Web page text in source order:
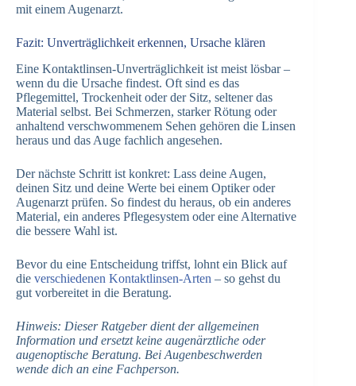
mit einem Augenarzt.
Fazit: Unverträglichkeit erkennen, Ursache klären
Eine Kontaktlinsen-Unverträglichkeit ist meist lösbar –
wenn du die Ursache findest. Oft sind es das
Pflegemittel, Trockenheit oder der Sitz, seltener das
Material selbst. Bei Schmerzen, starker Rötung oder
anhaltend verschwommenem Sehen gehören die Linsen
heraus und das Auge fachlich angesehen.
Der nächste Schritt ist konkret: Lass deine Augen,
deinen Sitz und deine Werte bei einem Optiker oder
Augenarzt prüfen. So findest du heraus, ob ein anderes
Material, ein anderes Pflegesystem oder eine Alternative
die bessere Wahl ist.
Bevor du eine Entscheidung triffst, lohnt ein Blick auf
die verschiedenen Kontaktlinsen-Arten – so gehst du
gut vorbereitet in die Beratung.
Hinweis: Dieser Ratgeber dient der allgemeinen
Information und ersetzt keine augenärztliche oder
augenoptische Beratung. Bei Augenbeschwerden
wende dich an eine Fachperson.